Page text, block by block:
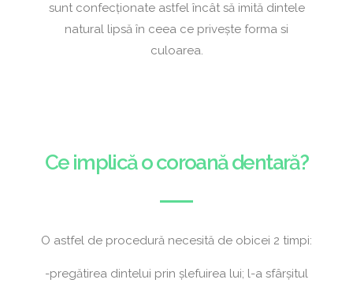
sunt confecționate astfel încât să imită dintele
natural lipsă în ceea ce privește forma si
culoarea.
Ce implică o coroană dentară?
O astfel de procedură necesită de obicei 2 timpi:
-pregătirea dintelui prin șlefuirea lui; l-a sfârșitul